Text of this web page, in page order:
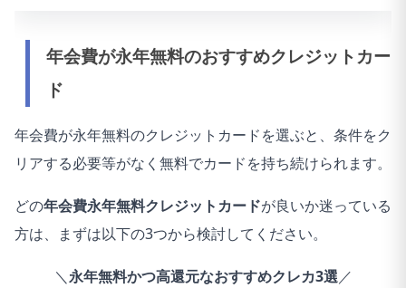
年会費が永年無料のおすすめクレジットカー
ド
年会費が永年無料のクレジットカードを選ぶと、条件をク
リアする必要等がなく無料でカードを持ち続けられます。
どの年会費永年無料クレジットカードが良いか迷っている
方は、まずは以下の3つから検討してください。
＼永年無料かつ高還元なおすすめクレカ3選／